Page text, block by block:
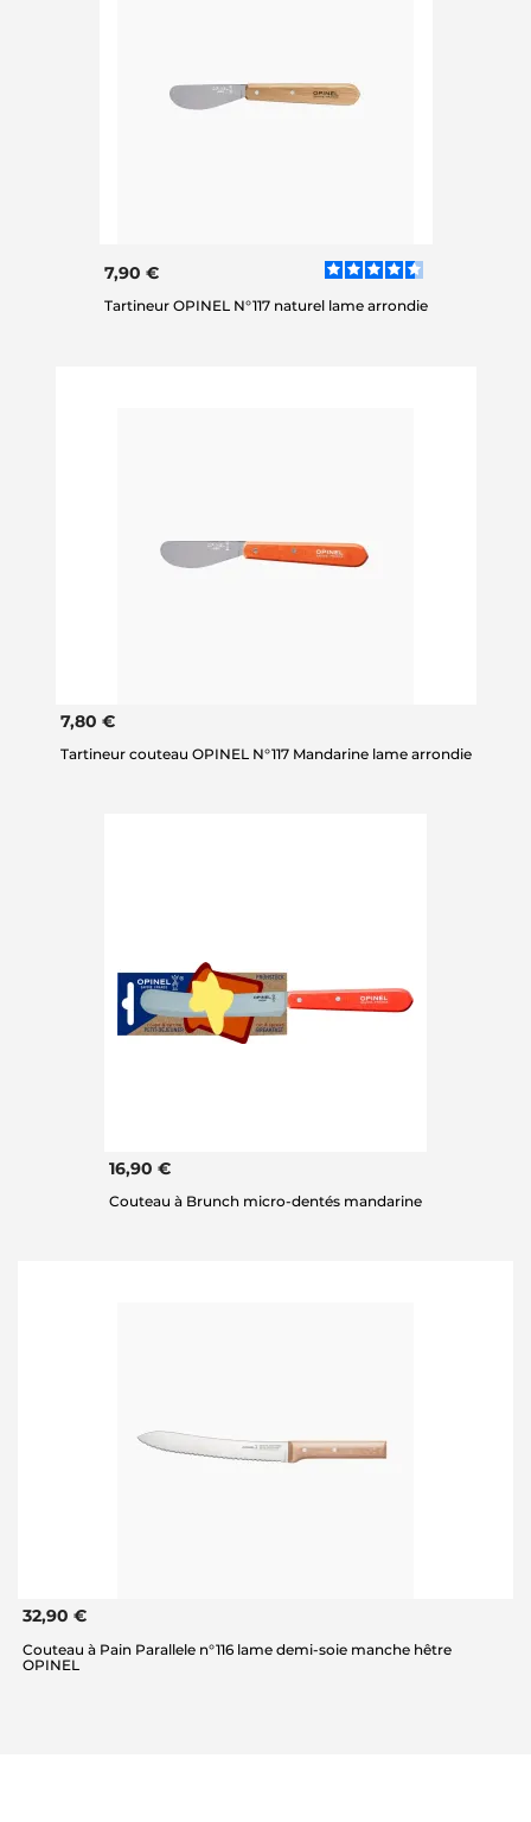
7,90 €
Tartineur OPINEL N°117 naturel lame arrondie
7,80 €
Tartineur couteau OPINEL N°117 Mandarine lame arrondie
16,90 €
Couteau à Brunch micro-dentés mandarine
32,90 €
Couteau à Pain Parallele n°116 lame demi-soie manche hêtre
OPINEL